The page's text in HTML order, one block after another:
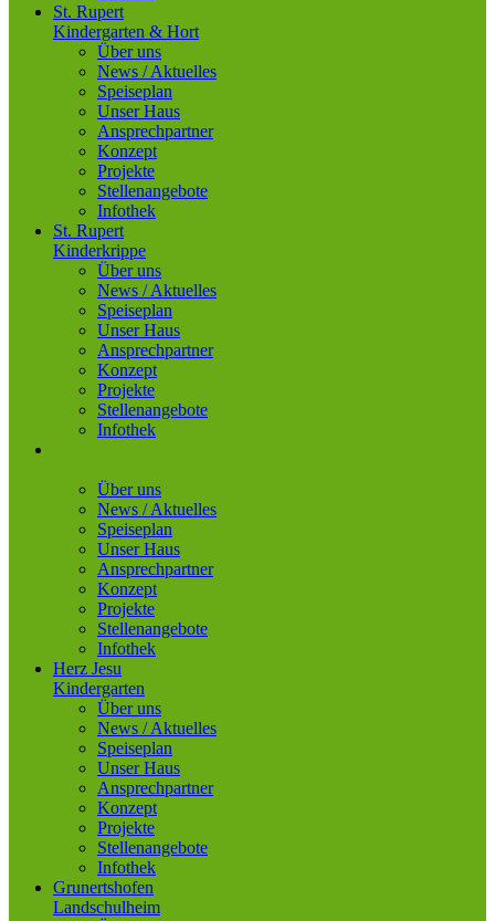
St. Rupert
Kindergarten & Hort
Über uns
News / Aktuelles
Speiseplan
Unser Haus
Ansprechpartner
Konzept
Projekte
Stellenangebote
Infothek
St. Rupert
Kinderkrippe
Über uns
News / Aktuelles
Speiseplan
Unser Haus
Ansprechpartner
Konzept
Projekte
Stellenangebote
Infothek
Über uns
News / Aktuelles
Speiseplan
Unser Haus
Ansprechpartner
Konzept
Projekte
Stellenangebote
Infothek
Herz Jesu
Kindergarten
Über uns
News / Aktuelles
Speiseplan
Unser Haus
Ansprechpartner
Konzept
Projekte
Stellenangebote
Infothek
Grunertshofen
Landschulheim